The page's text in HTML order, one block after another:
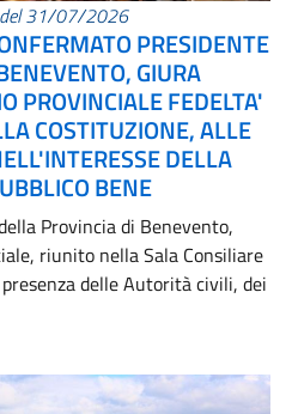
del 31/07/2026
PRESIDENTE
GIURA
PROVINCIALE FEDELTA'
COSTITUZIONE, ALLE
DELLA
BENE
Provincia di Benevento,
riunito nella Sala Consiliare
delle Autorità civili, dei